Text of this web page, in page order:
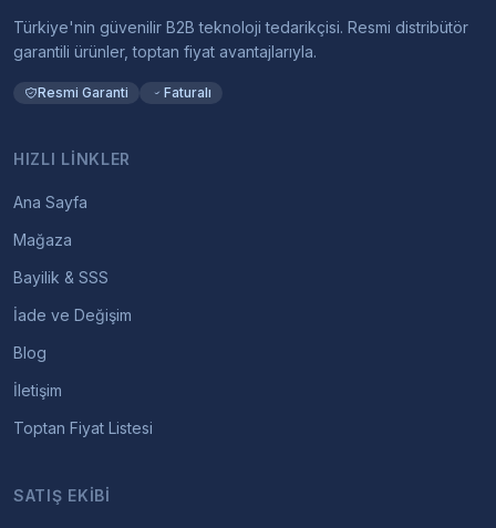
Türkiye'nin güvenilir B2B teknoloji tedarikçisi. Resmi distribütör
garantili ürünler, toptan fiyat avantajlarıyla.
Resmi Garanti Faturalı
HIZLI LINKLER
Ana Sayfa
Mağaza
Bayilik & SSS
İade ve Değişim
Blog
İletişim
Toptan Fiyat Listesi
SATIŞ EKIBI